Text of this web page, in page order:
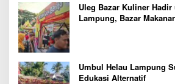
Uleg Bazar Kuliner Hadir
Lampung, Bazar
Umbul Helau Lampung
Edukasi Alternatif